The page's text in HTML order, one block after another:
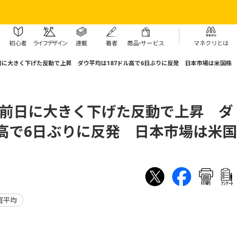
初心者 ライフデザイン 連載 著者 商品・サービス マネクリとは
に大きく下げた反動で上昇 ダウ平均は187ドル高で6日ぶりに反発 日本市場は米国株
前日に大きく下げた反動で上昇 ダ
で6日ぶりに反発 日本市場は米国
印刷 ｱﾝｹｰﾄ
平均